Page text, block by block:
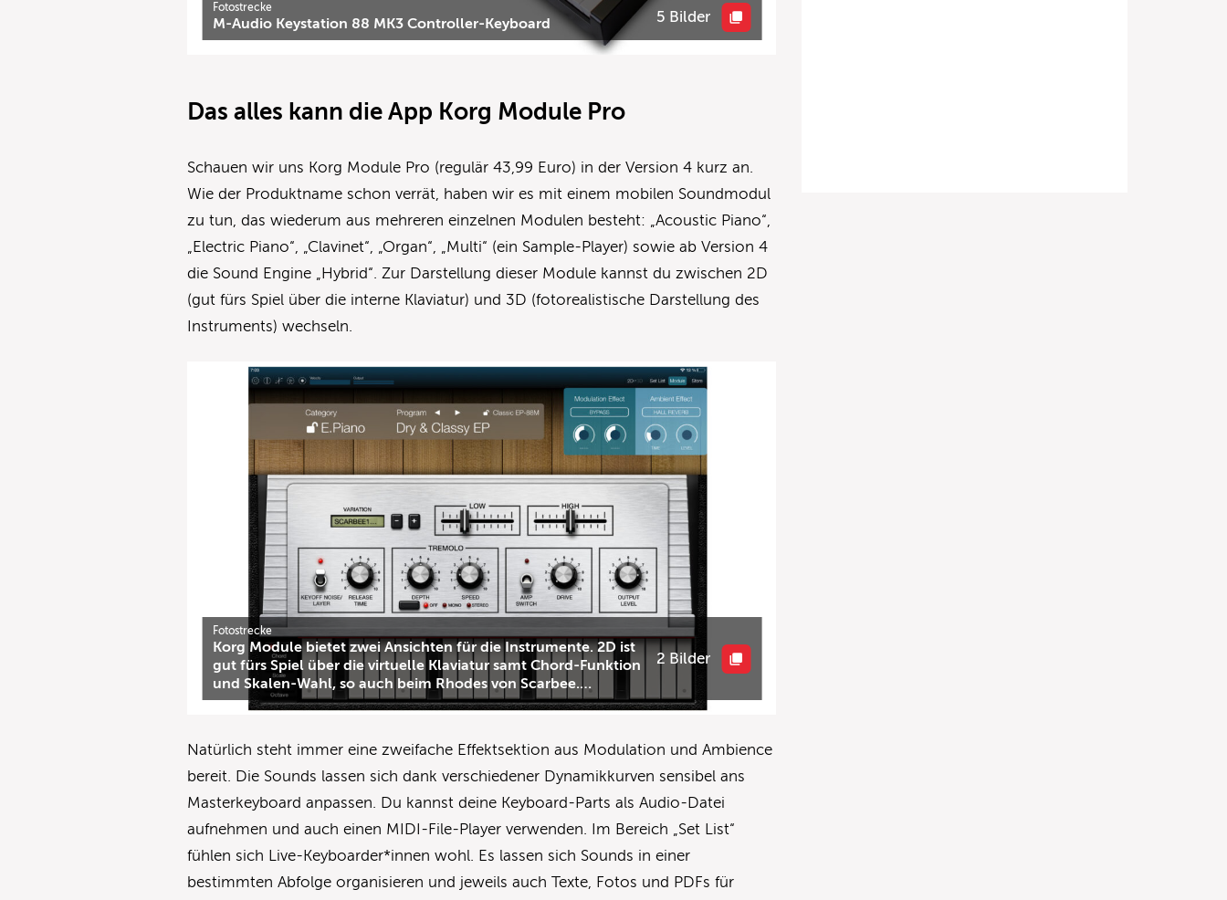
Fotostrecke
M-Audio Keystation 88 MK3 Controller-Keyboard 5 Bilder
Das alles kann die App Korg Module Pro
Schauen wir uns Korg Module Pro (regulär 43,99 Euro) in der Version 4 kurz an.
Wie der Produktname schon verrät, haben wir es mit einem mobilen Soundmodul
zu tun, das wiederum aus mehreren einzelnen Modulen besteht: „Acoustic Piano“,
„Electric Piano“, „Clavinet“, „Organ“, „Multi“ (ein Sample-Player) sowie ab Version 4
die Sound Engine „Hybrid“. Zur Darstellung dieser Module kannst du zwischen 2D
(gut fürs Spiel über die interne Klaviatur) und 3D (fotorealistische Darstellung des
Instruments) wechseln.
Fotostrecke
Korg Module bietet zwei Ansichten für die Instrumente. 2D ist
gut fürs Spiel über die virtuelle Klaviatur samt Chord-Funktion
und Skalen-Wahl, so auch beim Rhodes von Scarbee.
(Screenshot: Matthias Sauer)
2 Bilder
Natürlich steht immer eine zweifache Effektsektion aus Modulation und Ambience
bereit. Die Sounds lassen sich dank verschiedener Dynamikkurven sensibel ans
Masterkeyboard anpassen. Du kannst deine Keyboard-Parts als Audio-Datei
aufnehmen und auch einen MIDI-File-Player verwenden. Im Bereich „Set List“
fühlen sich Live-Keyboarder*innen wohl. Es lassen sich Sounds in einer
bestimmten Abfolge organisieren und jeweils auch Texte, Fotos und PDFs für